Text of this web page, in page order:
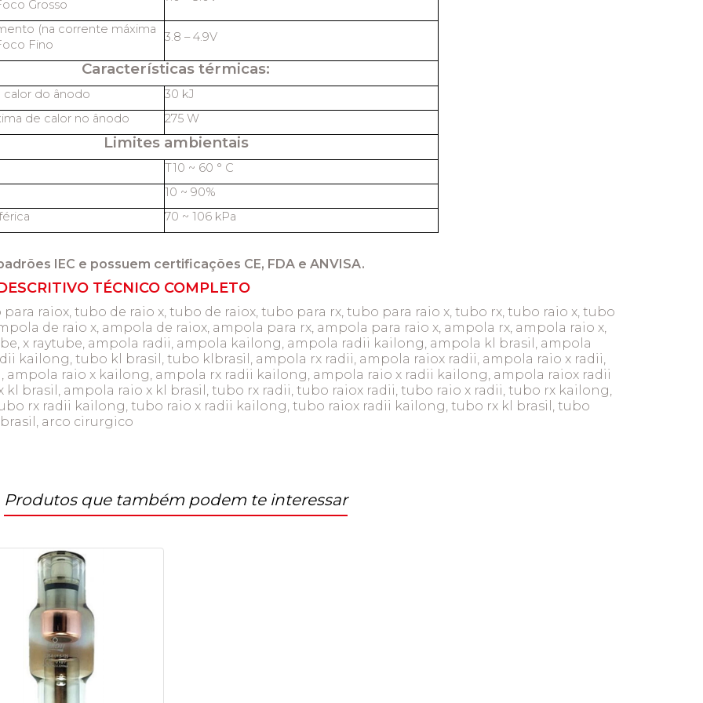
Grosso
(na corrente máxima
Fino
3.8 – 4.9V
Características térmicas:
do ânodo
30 kJ
de calor no ânodo
275 W
Limites ambientais
T10 ~ 60 ° C
10 ~ 90%
70 ~ 106 kPa
IEC e possuem certificações CE, FDA e ANVISA.
TÉCNICO COMPLETO
raiox, tubo de raio x, tubo de raiox, tubo para rx, tubo para raio x, tubo rx, tubo raio x, tubo
de raio x, ampola de raiox, ampola para rx, ampola para raio x, ampola rx, ampola raio x,
x raytube, ampola radii, ampola kailong, ampola radii kailong, ampola kl brasil, ampola
kailong, tubo kl brasil, tubo klbrasil, ampola rx radii, ampola raiox radii, ampola raio x radii,
raio x kailong, ampola rx radii kailong, ampola raio x radii kailong, ampola raiox radii
brasil, ampola raio x kl brasil, tubo rx radii, tubo raiox radii, tubo raio x radii, tubo rx kailong,
rx radii kailong, tubo raio x radii kailong, tubo raiox radii kailong, tubo rx kl brasil, tubo
arco cirurgico
Produtos que também podem te interessar